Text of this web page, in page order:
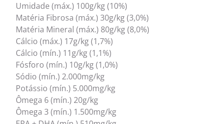
Umidade (máx.) 100g/kg (10%)
Matéria Fibrosa (máx.) 30g/kg (3,0%)
Matéria Mineral (máx.) 80g/kg (8,0%)
Cálcio (máx.) 17g/kg (1,7%)
Cálcio (mín.) 11g/kg (1,1%)
Fósforo (mín.) 10g/kg (1,0%)
Sódio (mín.) 2.000mg/kg
Potássio (mín.) 5.000mg/kg
Ômega 6 (mín.) 20g/kg
Ômega 3 (mín.) 1.500mg/kg